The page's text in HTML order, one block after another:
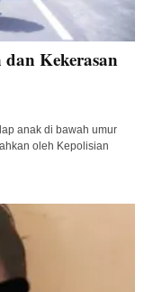
Kekerasan
anak di bawah umur
oleh Kepolisian